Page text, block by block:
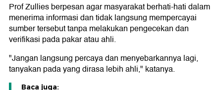
Prof Zullies berpesan agar masyarakat berhati-hati dalam
menerima informasi dan tidak langsung mempercayai
sumber tersebut tanpa melakukan pengecekan dan
verifikasi pada pakar atau ahli.
"Jangan langsung percaya dan menyebarkannya lagi,
tanyakan pada yang dirasa lebih ahli," katanya.
Baca juga: